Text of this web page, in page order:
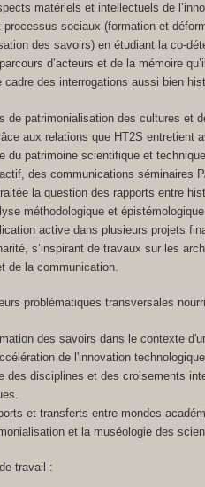
matériels et intellectuels de
processus sociaux (formation et
des savoirs) en étudiant la co-
d’acteurs et de la mémoire
cadre des interrogations aussi bien
de patrimonialisation des cultures et
aux relations que HT2S
du patrimoine scientifique et
des communications séminaires
la question des rapports entre
méthodologique et
active dans plusieurs projets
s’inspirant de travaux sur les
de la communication.
problématiques transversales
des savoirs dans le contexte
de l'innovation technologique.
des disciplines et des croisements
et transferts entre mondes
et la muséologie des
travail :